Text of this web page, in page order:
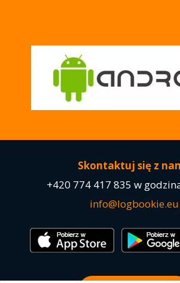
Skontaktuj się z
+420 774 417 835 w
info@logbookie.eu